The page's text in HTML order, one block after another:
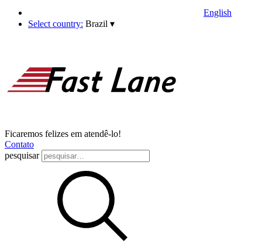
English
Select country: Brazil ▾
Ficaremos felizes em atendê-lo!
Contato
pesquisar